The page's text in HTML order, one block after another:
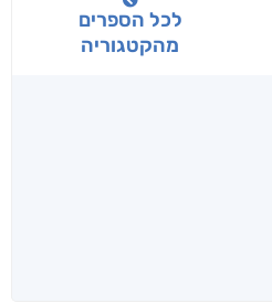
לכל הספרים
מהקטגוריה